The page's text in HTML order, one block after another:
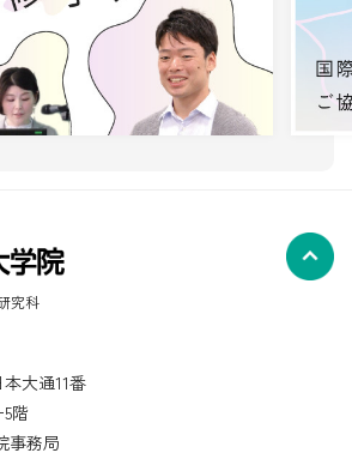
究科
大通11番
階
事務局